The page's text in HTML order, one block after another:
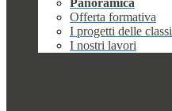
Panoramica
Offerta formativa
I progetti delle classi
I nostri lavori